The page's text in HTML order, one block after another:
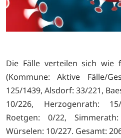
Die Fälle verteilen sich wie
(Kommune: Aktive Fälle/
125/1439, Alsdorf: 33/221,
10/226, Herzogenrath:
Roetgen: 0/22,
Würselen: 10/227. Gesamt: